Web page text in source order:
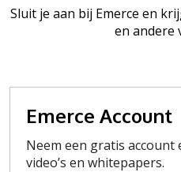
Sluit je aan bij Emerce en
en andere
Emerce Account
Neem een gratis
video’s en whitepapers.